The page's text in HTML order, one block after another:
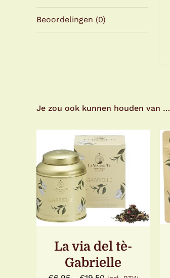
Beoordelingen (0)
Je zou ook kunnen houden van …
OPTIES SELECTEREN
DIT
PRODUCT
HEEFT
MEERDERE
VARIATIES.
OPTIE
KAN
GEKOZEN
WORDEN
DETAILS
La via del tè-
Gabrielle